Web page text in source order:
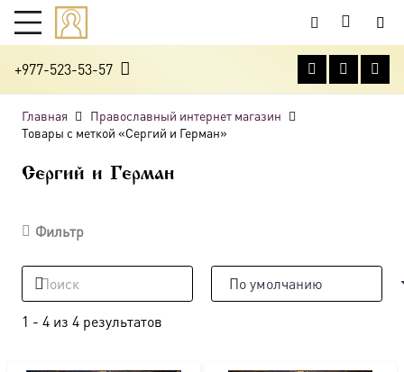
+977-523-53-57
Главная
Православный интернет магазин
Товары с меткой «Сергий и Герман»
Сергий и Герман
Фильтр
1 - 4 из 4 результатов